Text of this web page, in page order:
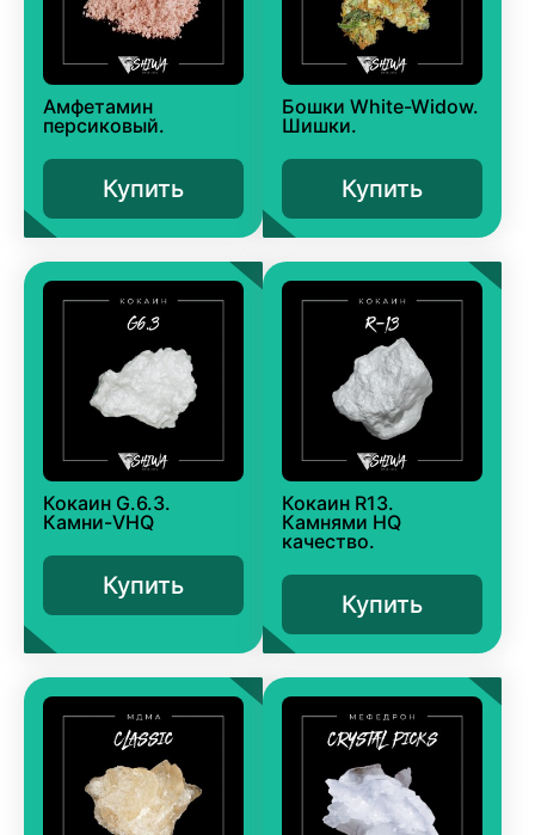
Амфетамин
персиковый.
Купить
Бошки White-Widow.
Шишки.
Купить
Кокаин G.6.3.
Камни-VHQ
Купить
Кокаин R13.
Камнями HQ
качество.
Купить